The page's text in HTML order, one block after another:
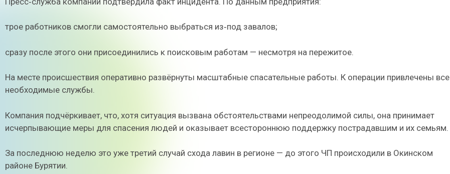
трое работников смогли самостоятельно выбраться из‑под завалов;
сразу после этого они присоединились к поисковым работам — несмотря на пережитое.
На месте происшествия оперативно развёрнуты масштабные спасательные работы. К операции привлечены все
необходимые службы.
Компания подчёркивает, что, хотя ситуация вызвана обстоятельствами непреодолимой силы, она принимает
исчерпывающие меры для спасения людей и оказывает всестороннюю поддержку пострадавшим и их семьям.
За последнюю неделю это уже третий случай схода лавин в регионе — до этого ЧП происходили в Окинском
районе Бурятии.